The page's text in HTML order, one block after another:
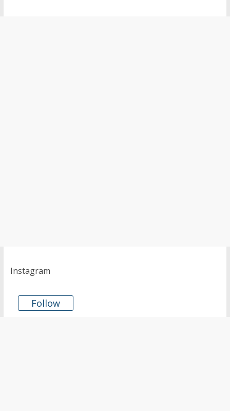
Instagram
Follow